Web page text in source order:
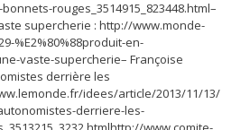
rouges_3514915_823448.html–
supercherie : http://www.monde-
%E2%80%88produit-en-
vaste-supercherie– Françoise
derrière les
idees/article/2013/11/13/
derriere-les-